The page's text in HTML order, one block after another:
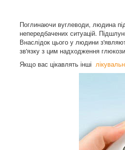
Поглинаючи вуглеводи, людина
непередбачених ситуацій.
Внаслідок цього у людини
зв'язку з цим надходження
Якщо вас цікавлять інші